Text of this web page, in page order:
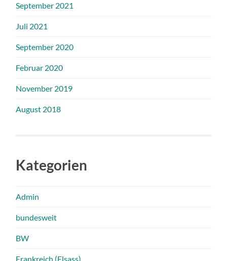
September 2021
Juli 2021
September 2020
Februar 2020
November 2019
August 2018
Kategorien
Admin
bundesweit
BW
Frankreich (Elsass)